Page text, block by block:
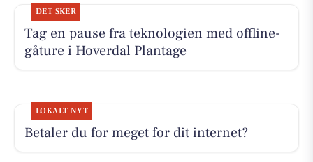
DET SKER
Tag en pause fra teknologien med offline-
gåture i Hoverdal Plantage
LOKALT NYT
Betaler du for meget for dit internet?